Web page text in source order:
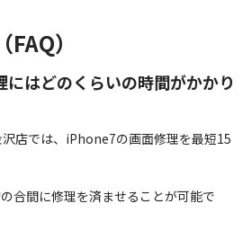
）
はどのくらいの時間がかかり
沢店では、iPhone7の画面修理を最短15
合間に修理を済ませることが可能で